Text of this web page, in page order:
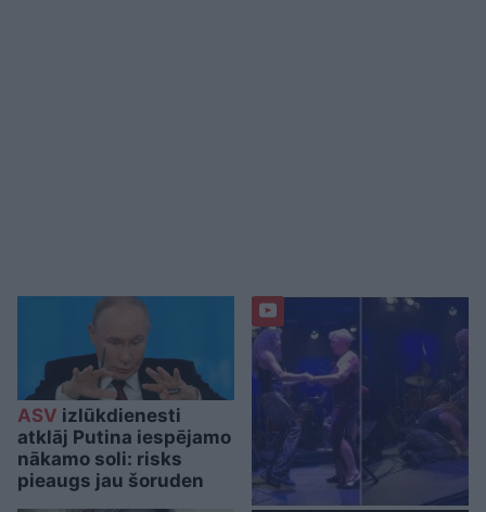
ASV izlūkdienesti
atklāj Putina iespējamo
nākamo soli: risks
pieaugs jau šoruden